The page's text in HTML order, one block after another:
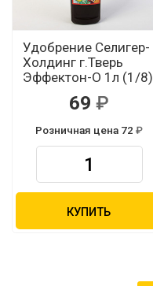
Удобрение Селигер-
Холдинг г.Тверь
Эффектон-О 1л (1/8)
69
Розничная цена 72
КУПИТЬ